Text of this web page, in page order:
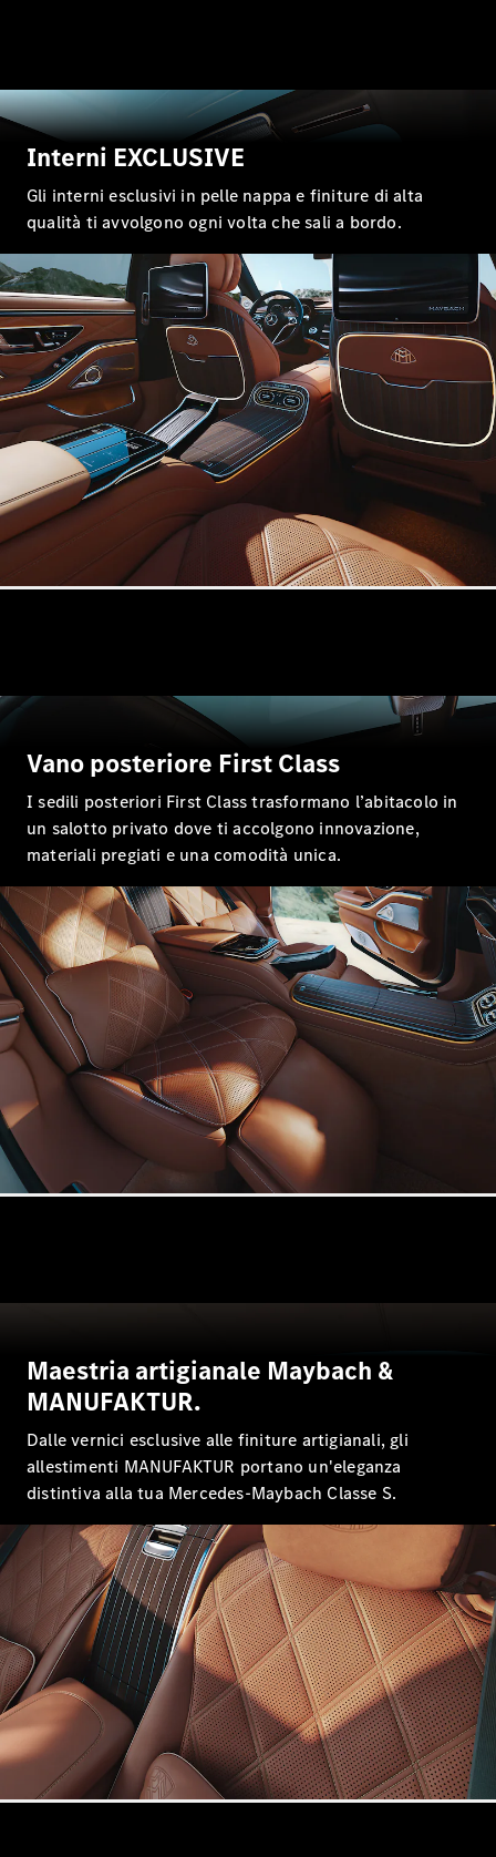
Classe G
Test Drive
Mercedes-
Benz Store
Tutte le
Station
Wagon
CLA
NuovaElettrica
CLA
Classe E
Station
Wagon
Classe E All-
Terrain
Test Drive
Configuratore
Mercedes-
Benz Store
Compatte
Compatte
Test Drive
Benz Store
Coupé
Tutte le
Coupé
CLE Coupé
Mercedes-
AMG GT
Coupé
Mercedes-
AMG GT
Coupé 4
Elettrica
Test Drive
Interni EXCLUSIVE
Gli interni esclusivi in pelle nappa e finiture di alta
qualità ti avvolgono ogni volta che sali a bordo.
Vano posteriore First Class
I sedili posteriori First Class trasformano l’abitacolo in
un salotto privato dove ti accolgono innovazione,
materiali pregiati e una comodità unica.
Maestria artigianale Maybach &
MANUFAKTUR.
Dalle vernici esclusive alle finiture artigianali, gli
allestimenti MANUFAKTUR portano un'eleganza
distintiva alla tua Mercedes-Maybach Classe S.